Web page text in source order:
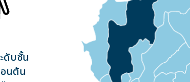
ดับชั้น
นต้น